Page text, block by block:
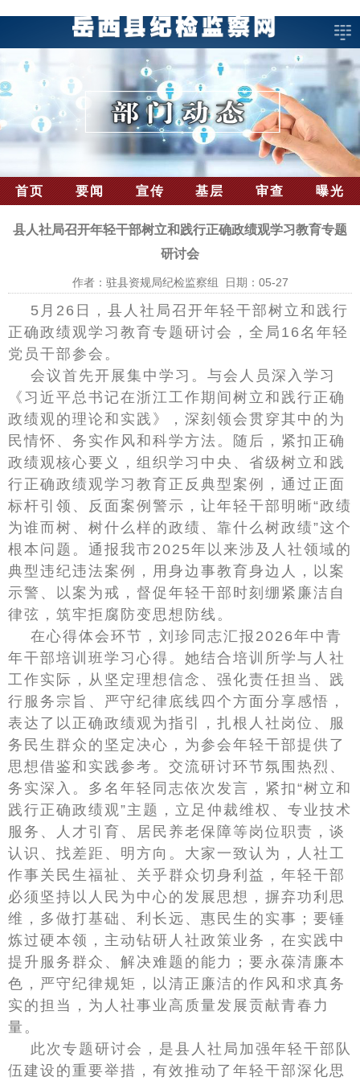
首页 要闻 宣传 基层 审查 曝光
县人社局召开年轻干部树立和践行正确政绩观学习教育专题
研讨会
作者：驻县资规局纪检监察组 日期：05-27
5月26日，县人社局召开年轻干部树立和践行
正确政绩观学习教育专题研讨会，全局16名年轻
党员干部参会。
会议首先开展集中学习。与会人员深入学习
《习近平总书记在浙江工作期间树立和践行正确
政绩观的理论和实践》，深刻领会贯穿其中的为
民情怀、务实作风和科学方法。随后，紧扣正确
政绩观核心要义，组织学习中央、省级树立和践
行正确政绩观学习教育正反典型案例，通过正面
标杆引领、反面案例警示，让年轻干部明晰“政绩
为谁而树、树什么样的政绩、靠什么树政绩”这个
根本问题。通报我市2025年以来涉及人社领域的
典型违纪违法案例，用身边事教育身边人，以案
示警、以案为戒，督促年轻干部时刻绷紧廉洁自
律弦，筑牢拒腐防变思想防线。
在心得体会环节，刘珍同志汇报2026年中青
年干部培训班学习心得。她结合培训所学与人社
工作实际，从坚定理想信念、强化责任担当、践
行服务宗旨、严守纪律底线四个方面分享感悟，
表达了以正确政绩观为指引，扎根人社岗位、服
务民生群众的坚定决心，为参会年轻干部提供了
思想借鉴和实践参考。交流研讨环节氛围热烈、
务实深入。多名年轻同志依次发言，紧扣“树立和
践行正确政绩观”主题，立足仲裁维权、专业技术
服务、人才引育、居民养老保障等岗位职责，谈
认识、找差距、明方向。大家一致认为，人社工
作事关民生福祉、关乎群众切身利益，年轻干部
必须坚持以人民为中心的发展思想，摒弃功利思
维，多做打基础、利长远、惠民生的实事；要锤
炼过硬本领，主动钻研人社政策业务，在实践中
提升服务群众、解决难题的能力；要永葆清廉本
色，严守纪律规矩，以清正廉洁的作风和求真务
实的担当，为人社事业高质量发展贡献青春力
量。
此次专题研讨会，是县人社局加强年轻干部队
伍建设的重要举措，有效推动了年轻干部深化思